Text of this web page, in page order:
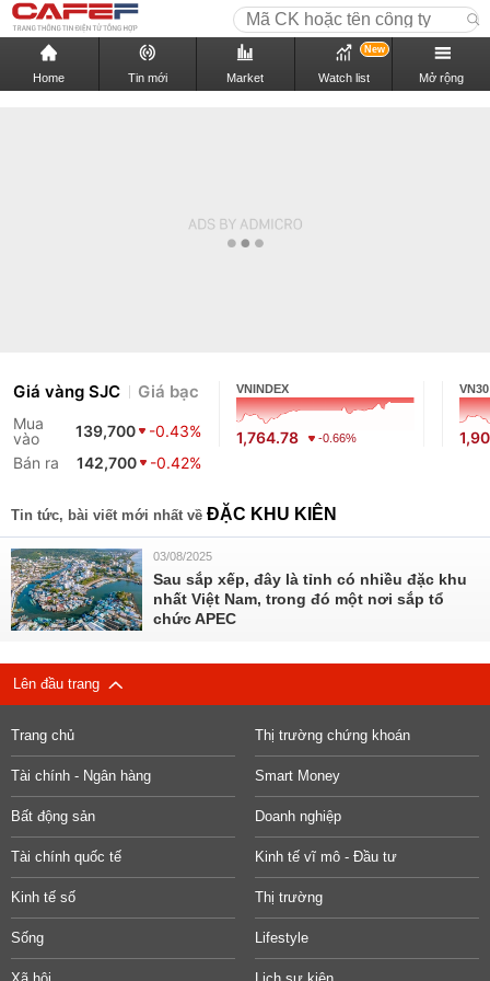
Home Tin mới Market Watch list
New
Mở rộng
Giá vàng SJC Giá bạc
Mua
vào
139,700
-0.43%
Bán ra
142,700 -0.42%
VNINDEX
1,764.78 -0.66%
VN30
Tin tức, bài viết mới nhất về ĐẶC KHU KIÊN
03/08/2025
Sau sắp xếp, đây là tỉnh có nhiều đặc khu
nhất Việt Nam, trong đó một nơi sắp tổ
chức APEC
Lên đầu trang
Trang chủ Thị trường chứng khoán
Tài chính - Ngân hàng Smart Money
Bất động sản Doanh nghiệp
Tài chính quốc tế Kinh tế vĩ mô - Đầu tư
Kinh tế số Thị trường
Sống Lifestyle